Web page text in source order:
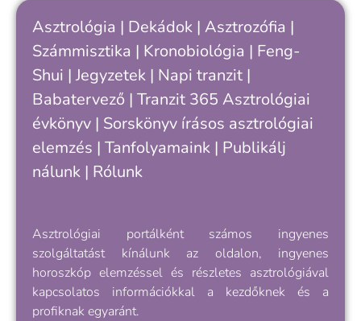
Asztrológia | Dekádok | Asztrozófia |
Számmisztika | Kronobiológia | Feng-
Shui | Jegyzetek | Napi tranzit |
Babatervező | Tranzit 365 Asztrológiai
évkönyv | Sorskönyv írásos asztrológiai
elemzés | Tanfolyamaink | Publikálj
nálunk | Rólunk
Asztrológiai portálként számos ingyenes
szolgáltatást kínálunk az oldalon, ingyenes
horoszkóp elemzéssel és részletes asztrológiával
kapcsolatos információkkal a kezdőknek és a
profiknak egyaránt.